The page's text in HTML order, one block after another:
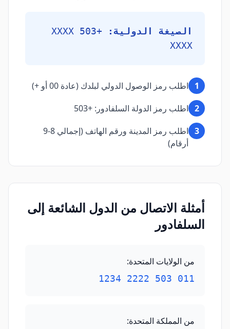
الصيغة الدولية:
+503 XXXX
XXXX
1
اطلب رمز الوصول الدولي لبلدك (عادة 00 أو +)
2 اطلب رمز الدولة السلفادور: +503
3
اطلب رمز المدينة ورقم الهاتف (إجمالي 8-9
أرقام)
أمثلة الاتصال من الدول الشائعة إلى
السلفادور
من الولايات المتحدة:
011 503 2222 1234
من المملكة المتحدة: